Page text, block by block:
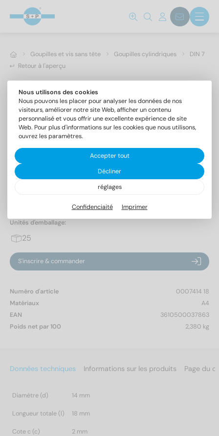
Goupilles et vis sans tête Goupilles cylindriques DIN 7
Retour à l'aperçu
Goupilles cylindriques forme A, tolérance m6
Unités d'emballage:
25
S'inscrire & commander
Numéro d'article
0007414 18
Matériaux
A4
EAN
3610500037863
Poids net par 100
2,380 kg
Données techniques Informations sur les produits Page du
Diamètre (d) 14 mm
Longueur totale (l) 18 mm
Cote c (c) 2 mm
Nous utilisons des cookies
Nous pouvons les placer pour analyser les données de nos
visiteurs, améliorer notre site Web, afficher un contenu
personnalisé et vous offrir une excellente expérience de site
Web. Pour plus d'informations sur les cookies que nous utilisons,
ouvrez les paramètres.
Accepter tout
Décliner
réglages
Confidenciaité Imprimer